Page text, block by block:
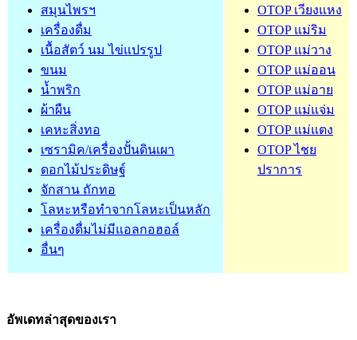
OTOP เวียงแหง
OTOP แม่ริม
OTOP แม่วาง
OTOP แม่ออน
OTOP แม่อาย
OTOP แม่แจ่ม
OTOP แม่แตง
OTOP ไชย
ปราการ
สมุนไพรฯ
เครื่องดื่ม
เนื้อสัตว์ นม ไข่แปรรูป
ขนม
น้ำพริก
ผ้าผืน
เคหะสิ่งทอ
เซรามิค/เครื่องปั้นดินเผา
ดอกไม้ประดิษฐ์
จักสาน ถักทอ
โลหะหรือทำจากโลหะเป็นหลัก
เครื่องดื่มไม่มีแอลกอฮอล์
อื่นๆ
อัพเดทล่าสุดของเรา